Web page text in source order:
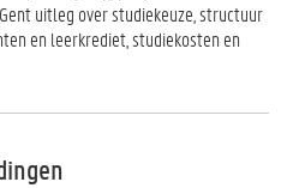
uitleg over studiekeuze, structuur
en leerkrediet, studiekosten en